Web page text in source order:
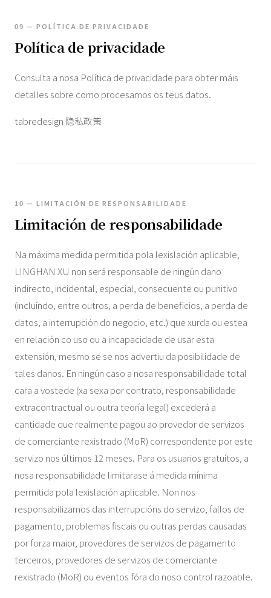
09 — POLÍTICA DE PRIVACIDADE
Política de privacidade
Consulta a nosa Política de privacidade para obter máis
detalles sobre como procesamos os teus datos.
tabredesign 隐私政策
10 — LIMITACIÓN DE RESPONSABILIDADE
Limitación de responsabilidade
Na máxima medida permitida pola lexislación aplicable,
LINGHAN XU non será responsable de ningún dano
indirecto, incidental, especial, consecuente ou punitivo
(incluíndo, entre outros, a perda de beneficios, a perda de
datos, a interrupción do negocio, etc.) que xurda ou estea
en relación co uso ou a incapacidade de usar esta
extensión, mesmo se se nos advertiu da posibilidade de
tales danos. En ningún caso a nosa responsabilidade total
cara a vostede (xa sexa por contrato, responsabilidade
extracontractual ou outra teoría legal) excederá a
cantidade que realmente pagou ao provedor de servizos
de comerciante rexistrado (MoR) correspondente por este
servizo nos últimos 12 meses. Para os usuarios gratuítos, a
nosa responsabilidade limitarase á medida mínima
permitida pola lexislación aplicable. Non nos
responsabilizamos das interrupcións do servizo, fallos de
pagamento, problemas fiscais ou outras perdas causadas
por forza maior, provedores de servizos de pagamento
terceiros, provedores de servizos de comerciante
rexistrado (MoR) ou eventos fóra do noso control razoable.